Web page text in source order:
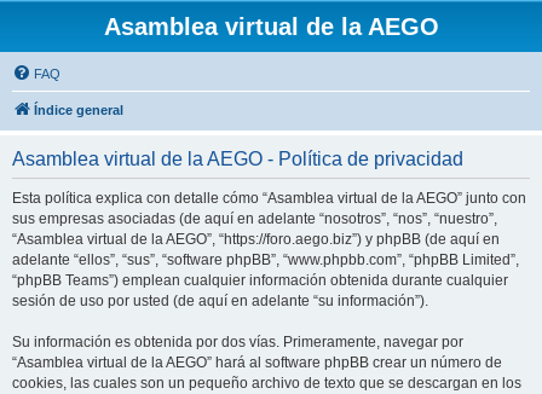
Asamblea virtual de la AEGO
FAQ
Índice general
Asamblea virtual de la AEGO - Política de privacidad
Esta política explica con detalle cómo “Asamblea virtual de la AEGO” junto con
sus empresas asociadas (de aquí en adelante “nosotros”, “nos”, “nuestro”,
“Asamblea virtual de la AEGO”, “https://foro.aego.biz”) y phpBB (de aquí en
adelante “ellos”, “sus”, “software phpBB”, “www.phpbb.com”, “phpBB Limited”,
“phpBB Teams”) emplean cualquier información obtenida durante cualquier
sesión de uso por usted (de aquí en adelante “su información”).
Su información es obtenida por dos vías. Primeramente, navegar por
“Asamblea virtual de la AEGO” hará al software phpBB crear un número de
cookies, las cuales son un pequeño archivo de texto que se descargan en los